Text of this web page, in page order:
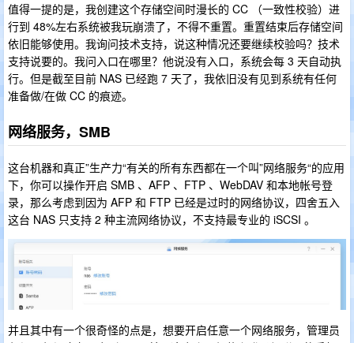
值得一提的是，我创建这个存储空间时漫长的 CC （一致性校验）进
行到 48%左右系统被我玩崩溃了，不得不重置。重置结束后存储空间
依旧能够使用。我询问技术支持，说这种情况还要继续校验吗？技术
支持说要的。我问入口在哪里？他说没有入口，系统会每 3 天自动执
行。但是截至目前 NAS 已经跑 7 天了，我依旧没有见到系统有任何
准备做/在做 CC 的痕迹。
网络服务，SMB
这台机器和真正”生产力“有关的所有东西都在一个叫”网络服务“的应用
下，你可以操作开启 SMB 、AFP 、FTP 、WebDAV 和本地帐号登
录，那么考虑到因为 AFP 和 FTP 已经是过时的网络协议，四舍五入
这台 NAS 只支持 2 种主流网络协议，不支持最专业的 iSCSI 。
并且其中有一个很奇怪的点是，想要开启任意一个网络服务，管理员